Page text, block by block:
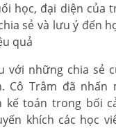
học, đại diện của
sẻ và lưu ý đến
quả
với những chia sẻ
Cô Trâm đã nhấn
kế toán trong bối
khích các học